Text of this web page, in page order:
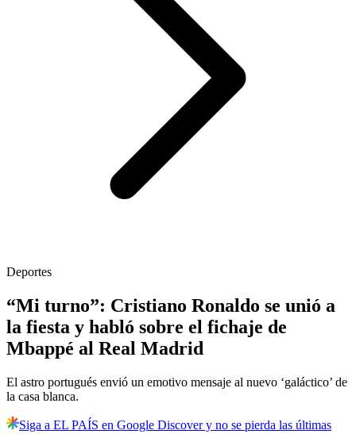
Deportes
“Mi turno”: Cristiano Ronaldo se unió a
la fiesta y habló sobre el fichaje de
Mbappé al Real Madrid
El astro portugués envió un emotivo mensaje al nuevo ‘galáctico’ de
la casa blanca.
Siga a EL PAÍS en Google Discover y no se pierda las últimas